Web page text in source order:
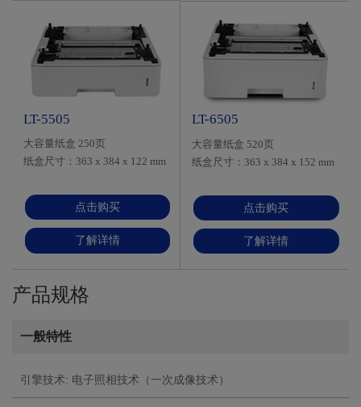
LT-5505
大容量纸盒 250页
纸盒尺寸：363 x 384 x 122 mm
点击购买
了解详情
LT-6505
大容量纸盒 520页
纸盒尺寸：363 x 384 x 152 mm
点击购买
了解详情
产品规格
一般特性
引擎技术: 电子照相技术（一次成像技术）